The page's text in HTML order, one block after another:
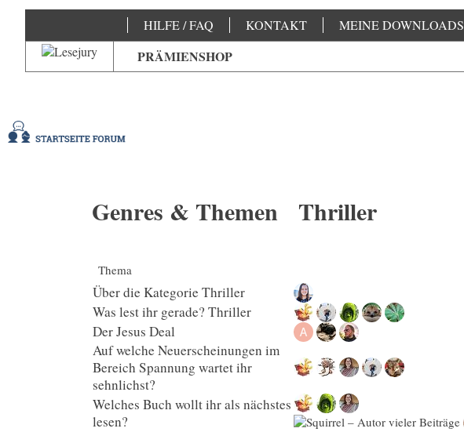
HILFE / FAQ KONTAKT MEINE DOWNLOADS
PRÄMIENSHOP
Genres & Themen Thriller
Thema
Über die Kategorie Thriller
Was lest ihr gerade? Thriller
Der Jesus Deal
Auf welche Neuerscheinungen im
Bereich Spannung wartet ihr
sehnlichst?
Welches Buch wollt ihr als nächstes
lesen?